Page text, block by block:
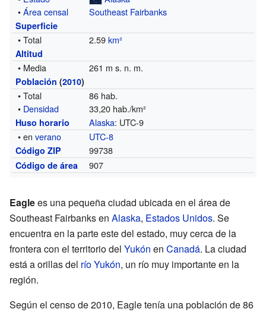
•Área censal Southeast Fairbanks
Superficie
• Total 2.59km²
Altitud
• Media 261 m s. n. m.
Población (2010)
• Total
86 hab.
• Densidad 33,20 hab./km²
Huso horario Alaska: UTC-9
• enverano UTC-8
Código ZIP 99738
Código de área 907
Eaglees una pequeña ciudad ubicada en el área de
Southeast Fairbanks en Alaska, Estados Unidos. Se
encuentra en la parte este del estado, muy cerca de la
frontera con el territorio del Yukón en Canadá. La ciudad
está a orillas del río Yukón, un río muy importante en la
región.
Según el censo de 2010, Eagle tenía una población de 86